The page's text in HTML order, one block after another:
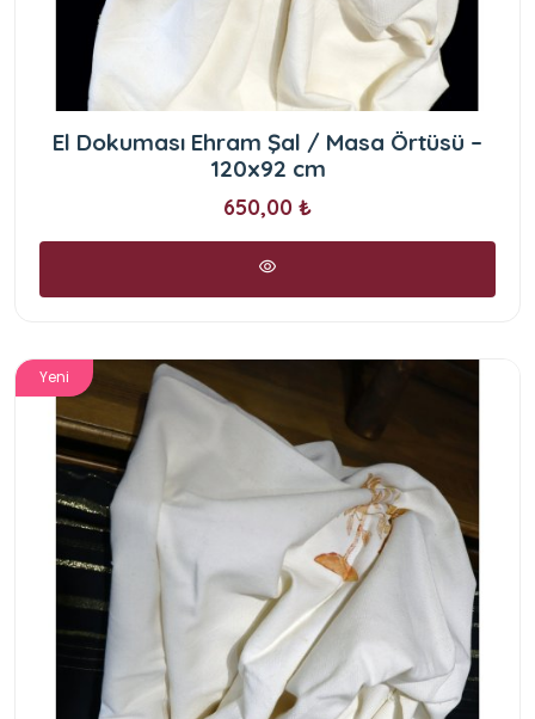
El Dokuması Ehram Şal / Masa Örtüsü –
120x92 cm
650,00 ₺
Yeni